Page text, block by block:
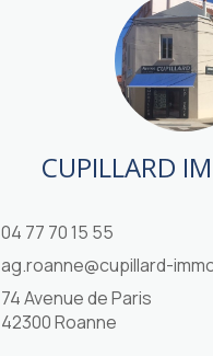
CUPILLARD
04 77 70 15 55
ag.roanne@cupillard-
74 Avenue de Paris
42300 Roanne